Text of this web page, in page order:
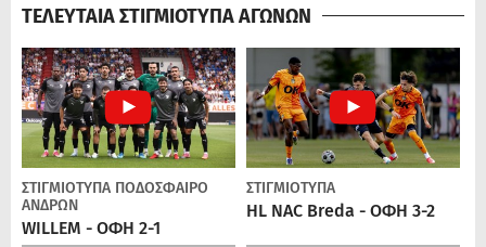
ΤΕΛΕΥΤΑΙΑ ΣΤΙΓΜΙΟΤΥΠΑ ΑΓΩΝΩΝ
ΣΤΙΓΜΙΟΤΥΠΑ ΠΟΔΌΣΦΑΙΡΟ
ΑΝΔΡΏΝ
WILLEM - ΟΦΗ 2-1
ΣΤΙΓΜΙΟΤΥΠΑ
HL NAC Breda - ΟΦΗ 3-2